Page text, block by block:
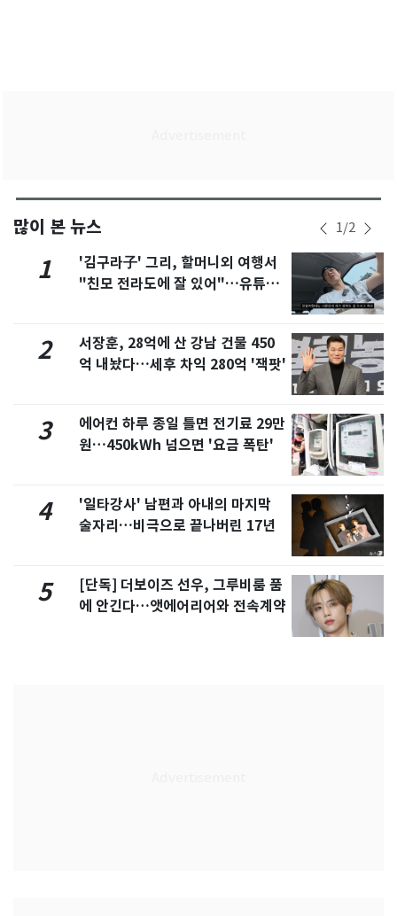
많이 본 뉴스 1/2
1
'김구라子' 그리, 할머니외 여행서
"친모 전라도에 잘 있어"…유튜브
2
서장훈, 28억에 산 강남 건물 450
억 내놨다…세후 차익 280억 '잭팟'
3
에어컨 하루 종일 틀면 전기료 29만
원…450kWh 넘으면 '요금 폭탄'
4
'일타강사' 남편과 아내의 마지막
술자리…비극으로 끝나버린 17년
5
[단독] 더보이즈 선우, 그루비룸 품
에 안긴다…앳에어리어와 전속계약